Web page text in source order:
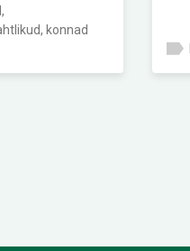
konnad